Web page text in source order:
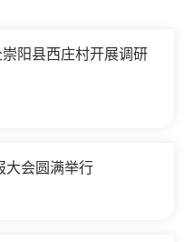
阳县西庄村开展调研
大会圆满举行